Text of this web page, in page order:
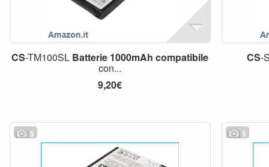
CS-TM100SL Batterie 1000mAh compatibile
con...
9,20€
CS-
5 5